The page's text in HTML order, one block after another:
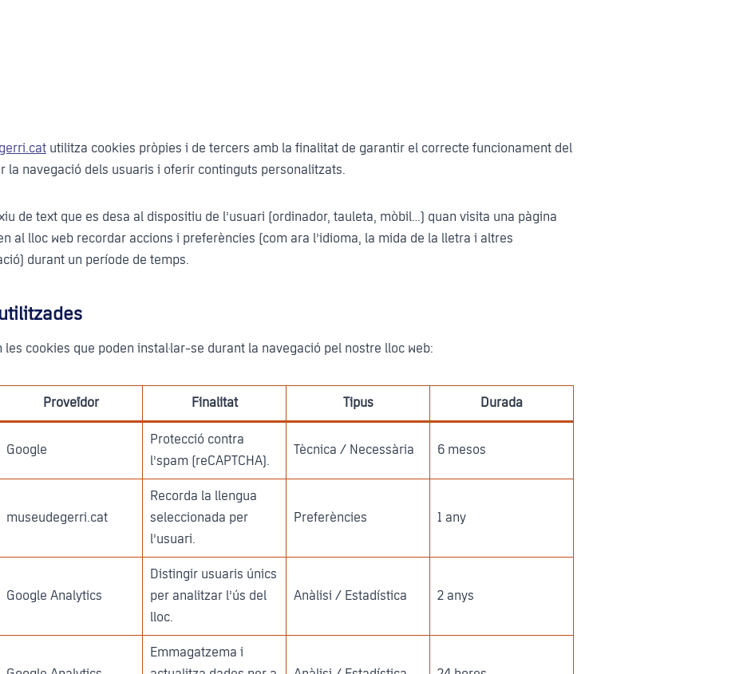
utilitza cookies pròpies i de tercers amb la finalitat de garantir el correcte funcionament del
la navegació dels usuaris i oferir continguts personalitzats.
de text que es desa al dispositiu de l’usuari (ordinador, tauleta, mòbil…) quan visita una pàgina
al lloc web recordar accions i preferències (com ara l’idioma, la mida de la lletra i altres
durant un període de temps.
cookies que poden instal·lar-se durant la navegació pel nostre lloc web:
Proveïdor Finalitat Tipus Durada
Google
Protecció contra
l’spam (reCAPTCHA).
Tècnica / Necessària 6 mesos
museudegerri.cat
Recorda la llengua
seleccionada per
l’usuari.
Preferències 1 any
Google Analytics
Distingir usuaris únics
per analitzar l’ús del
lloc.
Anàlisi / Estadística 2 anys
Emmagatzema i